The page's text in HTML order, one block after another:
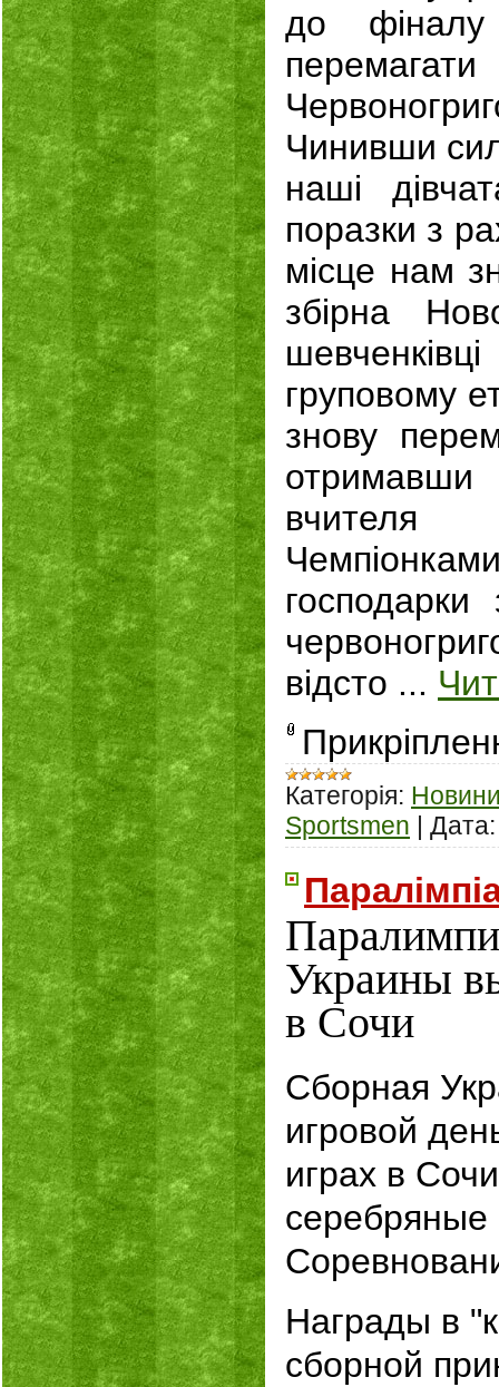
до
Чинивши
наші
поразки з
місце нам
збірна
груповому
знову
вчителя
відсто ...
Категорія:
Sportsmen | Дата:
Украины
в Сочи
Сборная
игровой
играх в
серебряные
Награды в
сборной